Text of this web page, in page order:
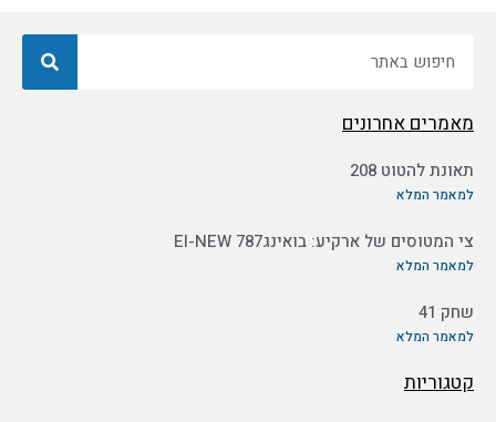
מאמרים אחרונים
תאונת להטוט 208
למאמר המלא
צי המטוסים של ארקיע: בואינג787 EI-NEW
למאמר המלא
שחק 41
למאמר המלא
קטגוריות